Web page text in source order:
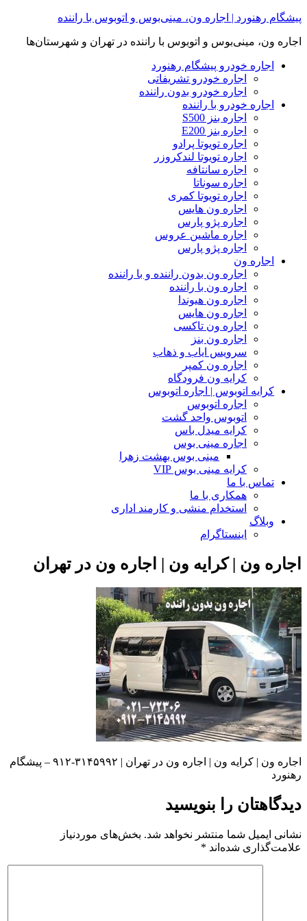
Skip
content
پیشگام رهنورد | اجاره ون، مینی‌بوس و اتوبوس با راننده
اجاره ون، مینی‌بوس و اتوبوس با راننده در تهران و شهرستان‌ها
اجاره خودرو پیشگام رهنورد
اجاره خودرو تشریفاتی
اجاره خودرو بدون راننده
اجاره خودرو با راننده
اجاره بنز S500
اجاره بنز E200
اجاره تویوتا پرادو
اجاره تویوتا لندکروزر
اجاره سانتافه
اجاره سوناتا
اجاره تویوتا کمری
اجاره ون هایس
اجاره پژو پارس
اجاره ماشین عروس
اجاره پژو پارس
اجاره ون
اجاره ون بدون راننده و با راننده
اجاره ون با راننده
اجاره ون هیوندا
اجاره ون هایس
اجاره ون تاکسی
اجاره ون بنز
سرویس ایاب و ذهاب
اجاره ون کمپر
کرایه ون فرودگاه
کرایه اتوبوس | اجاره اتوبوس
اجاره اتوبوس
اتوبوس واحد گشت
کرایه میدل باس
اجاره مینی بوس
مینی بوس بهشت زهرا
کرایه مینی بوس VIP
تماس با ما
همکاری با ما
استخدام منشی و کارمند اداری
وبلاگ
اینستاگرام
اجاره ون | کرایه ون | اجاره ون در تهران
اجاره ون | کرایه ون | اجاره ون در تهران | ۳۱۴۵۹۹۲-۹۱۲ – پیشگام
رهنورد
دیدگاهتان را بنویسید
نشانی ایمیل شما منتشر نخواهد شد. بخش‌های موردنیاز
علامت‌گذاری شده‌اند *